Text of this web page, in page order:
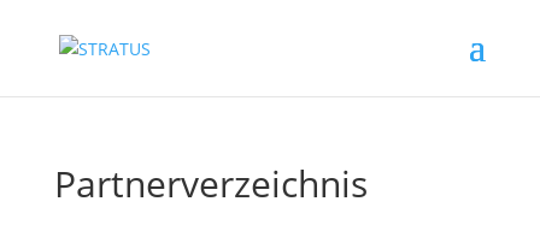
Partnerverzeichnis